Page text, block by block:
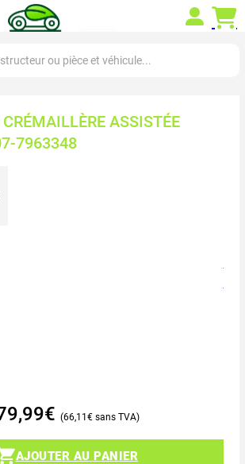
ASSISTÉE
7963348
€ 66,11 €
AJOUTER AU PANIER